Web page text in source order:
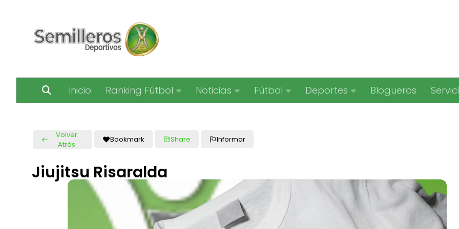
Inicio Ranking Fútbol Noticias Fútbol Deportes Blogueros
Volver
Atrás
Bookmark Share Informar
Jiujitsu Risaralda